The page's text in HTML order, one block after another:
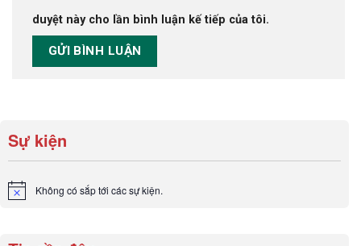
duyệt này cho lần bình luận kế tiếp của tôi.
Sự kiện
Notice Không có sắp tới các sự kiện.